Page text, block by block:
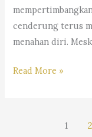
cenderung terus
menahan diri.
#Trending:
Read More »
1 2